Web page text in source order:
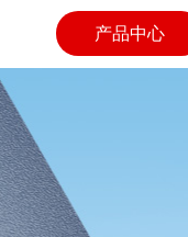
产品中心